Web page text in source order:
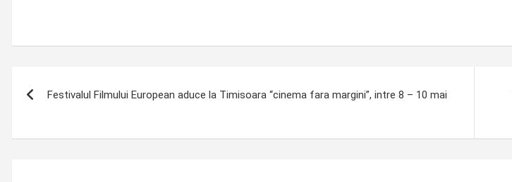
navigation
Festivalul Filmului European aduce la Timisoara “cinema fara margini”, intre 8 – 10 mai